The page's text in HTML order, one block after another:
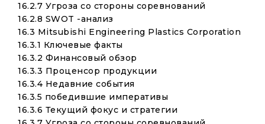
16.2.7 Угроза со стороны соревнований
16.2.8 SWOT -анализ
16.3 Mitsubishi Engineering Plastics Corporation
16.3.1 Ключевые факты
16.3.2 Финансовый обзор
16.3.3 Проценсор продукции
16.3.4 Недавние события
16.3.5 победившие императивы
16.3.6 Текущий фокус и стратегии